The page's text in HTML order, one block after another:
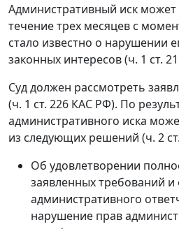
Административный иск может
течение трех месяцев с
стало известно о нарушении
законных интересов (ч. 1 ст.
Суд должен рассмотреть
(ч. 1 ст. 226 КАС РФ). По
административного иска
из следующих решений (ч. 2
Об удовлетворении
заявленных требований и
административного
нарушение прав